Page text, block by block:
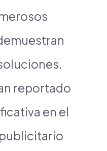
reportado
en el